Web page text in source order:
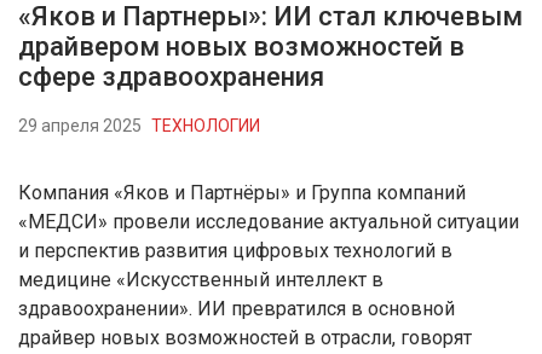
«Яков и Партнеры»: ИИ стал ключевым
драйвером новых возможностей в
сфере здравоохранения
29 апреля 2025 ТЕХНОЛОГИИ
Компания «Яков и Партнёры» и Группа компаний
«МЕДСИ» провели исследование актуальной ситуации
и перспектив развития цифровых технологий в
медицине «Искусственный интеллект в
здравоохранении». ИИ превратился в основной
драйвер новых возможностей в отрасли, говорят